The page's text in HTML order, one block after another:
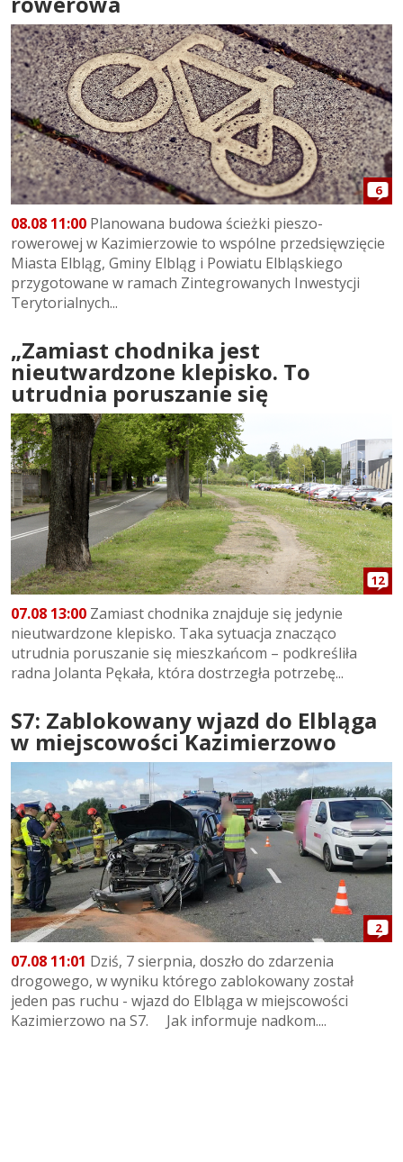
6
08.08 11:00 Planowana budowa ścieżki pieszo-
rowerowej w Kazimierzowie to wspólne przedsięwzięcie
Miasta Elbląg, Gminy Elbląg i Powiatu Elbląskiego
przygotowane w ramach Zintegrowanych Inwestycji
Terytorialnych...
„Zamiast chodnika jest
nieutwardzone klepisko. To
utrudnia poruszanie się
12
07.08 13:00 Zamiast chodnika znajduje się jedynie
nieutwardzone klepisko. Taka sytuacja znacząco
utrudnia poruszanie się mieszkańcom – podkreśliła
radna Jolanta Pękała, która dostrzegła potrzebę...
S7: Zablokowany wjazd do Elbląga
w miejscowości Kazimierzowo
2
07.08 11:01 Dziś, 7 sierpnia, doszło do zdarzenia
drogowego, w wyniku którego zablokowany został
jeden pas ruchu - wjazd do Elbląga w miejscowości
Kazimierzowo na S7. Jak informuje nadkom....